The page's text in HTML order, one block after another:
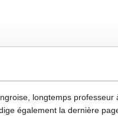
longtemps
également la dernière